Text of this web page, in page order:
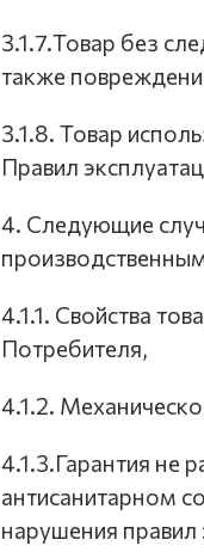
3.1.7.Товар без
также
3.1.8. Товар
Правил
4. Следующие
4.1.1. Свойства
Потребителя,
4.1.2.
4.1.3.Гарантия не
антисанитарном
нарушения правил